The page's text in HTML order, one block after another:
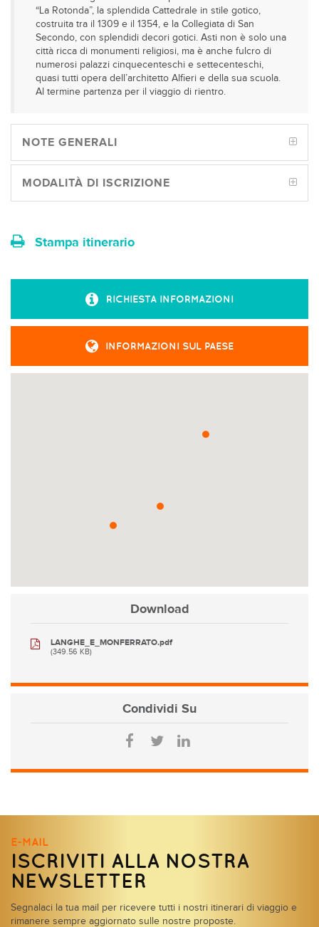
“La Rotonda”, la splendida Cattedrale in stile gotico,
costruita tra il 1309 e il 1354, e la Collegiata di San
Secondo, con splendidi decori gotici. Asti non è solo una
città ricca di monumenti religiosi, ma è anche fulcro di
numerosi palazzi cinquecenteschi e settecenteschi,
quasi tutti opera dell’architetto Alfieri e della sua scuola.
Al termine partenza per il viaggio di rientro.
NOTE GENERALI
MODALITÀ DI ISCRIZIONE
Stampa itinerario
RICHIESTA INFORMAZIONI
INFORMAZIONI SUL PAESE
Download
LANGHE_E_MONFERRATO.pdf
(349.56 KB)
Condividi Su
E-MAIL
ISCRIVITI ALLA NOSTRA
NEWSLETTER
Segnalaci la tua mail per ricevere tutti i nostri itinerari di viaggio e
rimanere sempre aggiornato sulle nostre proposte.